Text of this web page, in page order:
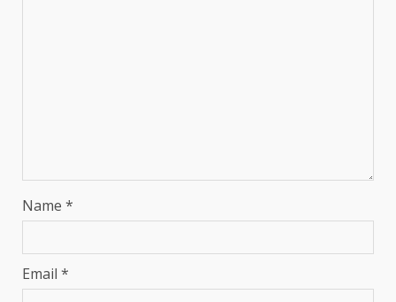
Name *
Email *